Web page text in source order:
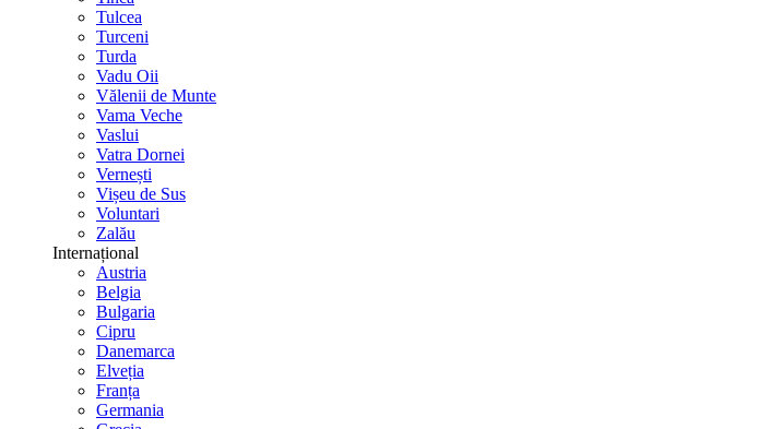
Tulcea
Turceni
Turda
Vadu Oii
Vălenii de Munte
Vama Veche
Vaslui
Vatra Dornei
Vernești
Vișeu de Sus
Voluntari
Zalău
Internațional
Austria
Belgia
Bulgaria
Cipru
Danemarca
Elveția
Franța
Germania